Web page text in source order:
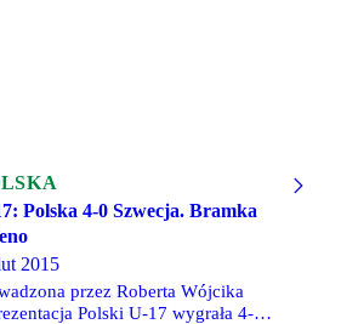
Polska 4-0 Szwecja. Bramka
2015
przez Roberta Wójcika
Polski U-17 wygrała 4-0